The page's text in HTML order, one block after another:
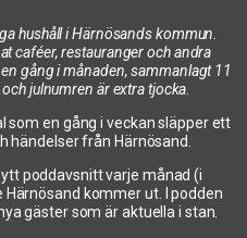
hushåll i Härnösands kommun.
caféer, restauranger och andra
gång i månaden, sammanlagt 11
julnumren är extra tjocka.
som en gång i veckan släpper ett
händelser från Härnösand.
poddavsnitt varje månad (i
kommer ut. I podden
gäster som är aktuella i stan.